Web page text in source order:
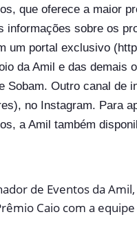
que oferece a maior
informações sobre os
um portal exclusivo
da Amil e das demais
Sobam. Outro canal de
no Instagram. Para
a Amil também
de Eventos da
Caio com a equipe